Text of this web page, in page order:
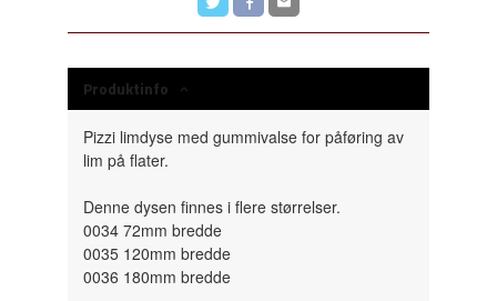
Produktinfo
Pizzi limdyse med gummivalse for påføring av
lim på flater.
Denne dysen finnes i flere størrelser.
0034 72mm bredde
0035 120mm bredde
0036 180mm bredde